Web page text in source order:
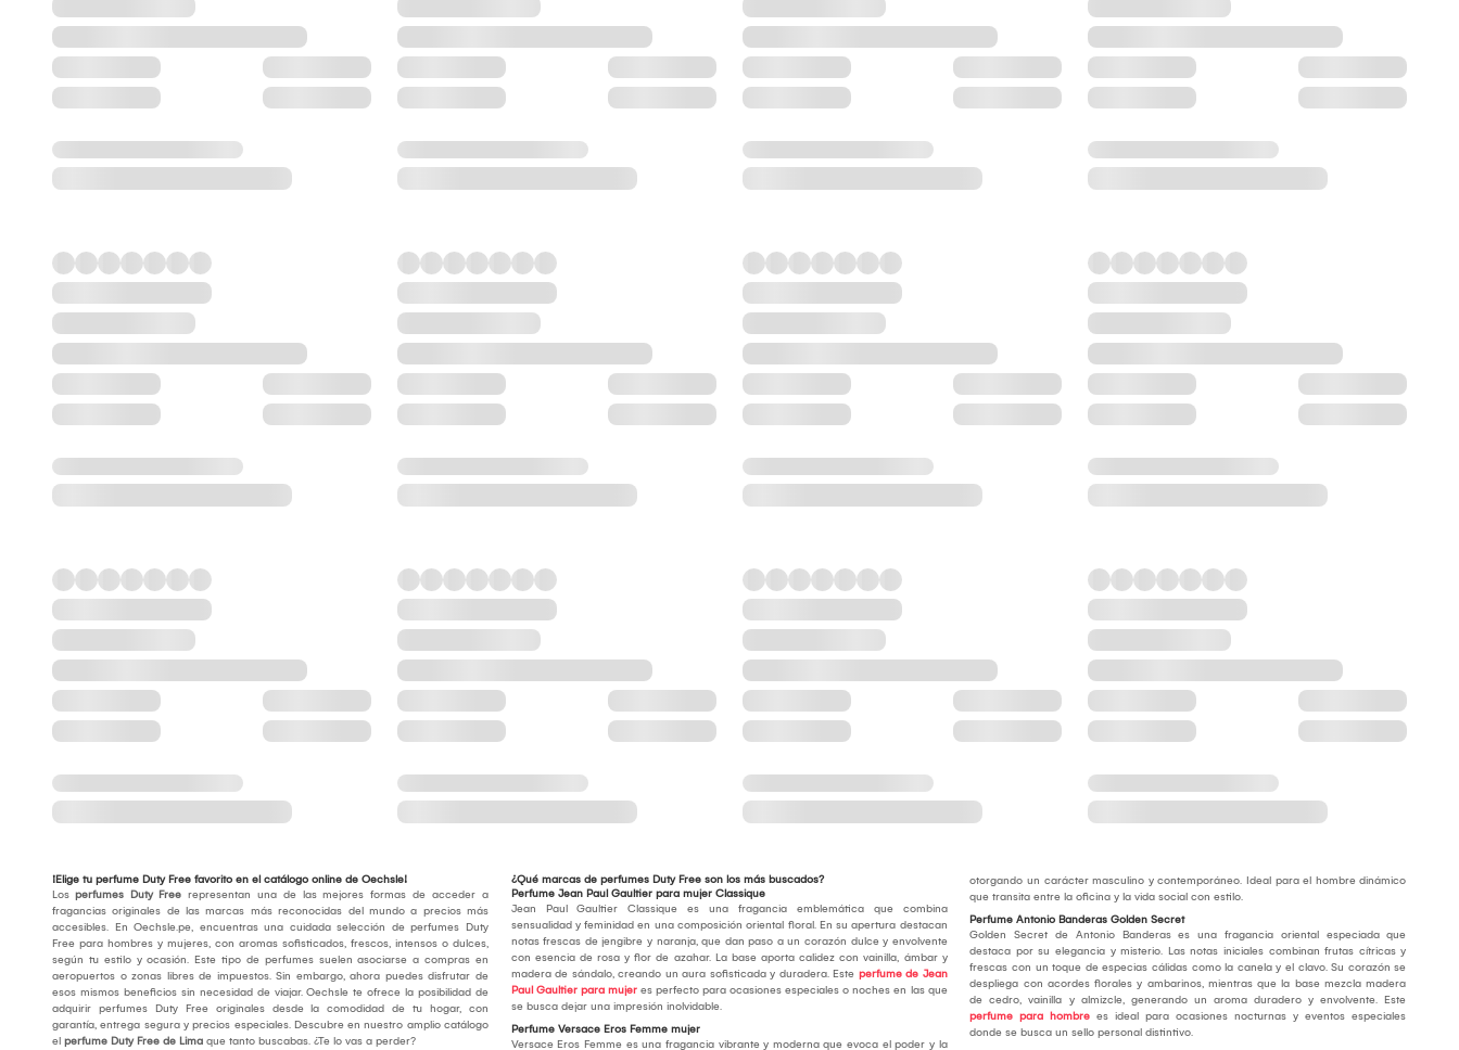
¡Elige tu perfume Duty Free favorito en el catálogo online de Oechsle!
Los perfumes Duty Free representan una de las mejores formas de acceder a
fragancias originales de las marcas más reconocidas del mundo a precios más
accesibles. En Oechsle.pe, encuentras una cuidada selección de perfumes Duty
Free para hombres y mujeres, con aromas sofisticados, frescos, intensos o dulces,
según tu estilo y ocasión. Este tipo de perfumes suelen asociarse a compras en
aeropuertos o zonas libres de impuestos. Sin embargo, ahora puedes disfrutar de
esos mismos beneficios sin necesidad de viajar. Oechsle te ofrece la posibilidad de
adquirir perfumes Duty Free originales desde la comodidad de tu hogar, con
garantía, entrega segura y precios especiales. Descubre en nuestro amplio catálogo
el perfume Duty Free de Lima que tanto buscabas. ¿Te lo vas a perder?
¿Qué marcas de perfumes Duty Free son los más buscados?
Perfume Jean Paul Gaultier para mujer Classique
Jean Paul Gaultier Classique es una fragancia emblemática que combina
sensualidad y feminidad en una composición oriental floral. En su apertura destacan
notas frescas de jengibre y naranja, que dan paso a un corazón dulce y envolvente
con esencia de rosa y flor de azahar. La base aporta calidez con vainilla, ámbar y
madera de sándalo, creando un aura sofisticada y duradera. Este perfume de Jean
Paul Gaultier para mujeres perfecto para ocasiones especiales o noches en las que
se busca dejar una impresión inolvidable.
Perfume Versace Eros Femme mujer
Versace Eros Femme es una fragancia vibrante y moderna que evoca el poder y la
otorgando un carácter masculino y contemporáneo. Ideal para el hombre dinámico
que transita entre la oficina y la vida social con estilo.
Perfume Antonio Banderas Golden Secret
Golden Secret de Antonio Banderas es una fragancia oriental especiada que
destaca por su elegancia y misterio. Las notas iniciales combinan frutas cítricas y
frescas con un toque de especias cálidas como la canela y el clavo. Su corazón se
despliega con acordes florales y ambarinos, mientras que la base mezcla madera
de cedro, vainilla y almizcle, generando un aroma duradero y envolvente. Este
perfume para hombre es ideal para ocasiones nocturnas y eventos especiales
donde se busca un sello personal distintivo.